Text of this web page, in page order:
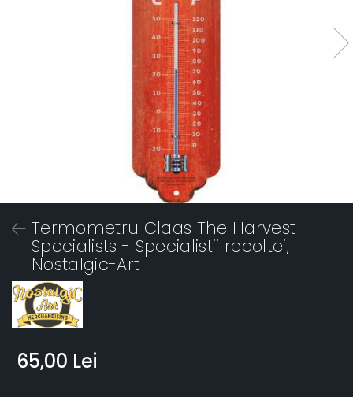
Termometru Claas The Harvest
Specialists - Specialistii recoltei,
Nostalgic-Art
65,00 Lei